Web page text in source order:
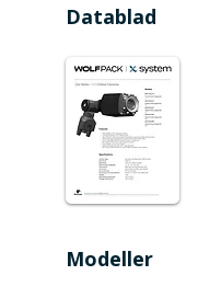
Datablad
Modeller